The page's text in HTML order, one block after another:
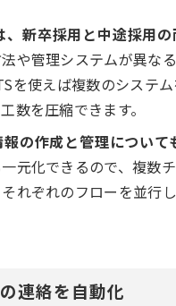
新卒採用と中途採用の
や管理システムが異な
を使えば複数のシステ
数を圧縮できます。
の作成と管理について
元化できるので、複数
れぞれのフローを並行
連絡を自動化